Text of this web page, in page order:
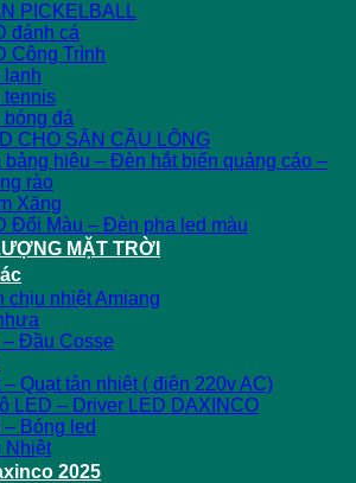
PICKELBALL
đánh cá
Công Trình
đá
CHO SÂN CẦU LÔNG
hiệu – Đèn hắt biển quảng cáo –
rào
Xăng
Đổi Màu – Đèn pha led màu
MẶT TRỜI
chịu nhiệt Amiang
Đầu Cosse
– Quạt tản nhiệt ( điện 220v AC)
LED – Driver LED DAXINCO
Bóng led
Nhiệt
2025